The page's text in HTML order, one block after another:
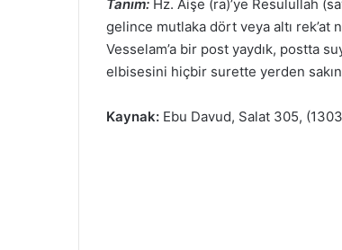
Tanım: Hz. Aişe (ra)’ye Resulullah
gelince mutlaka dört veya altı rek’at
Vesselam’a bir post yaydık, postta
elbisesini hiçbir surette yerden
Kaynak: Ebu Davud, Salat 305,